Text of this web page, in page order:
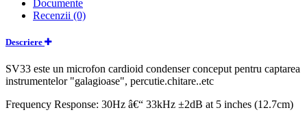
Documente
Recenzii (0)
Descriere
SV33 este un microfon cardioid condenser conceput pentru captarea
instrumentelor "galagioase", percutie.chitare..etc
Frequency Response: 30Hz â€“ 33kHz ±2dB at 5 inches (12.7cm)